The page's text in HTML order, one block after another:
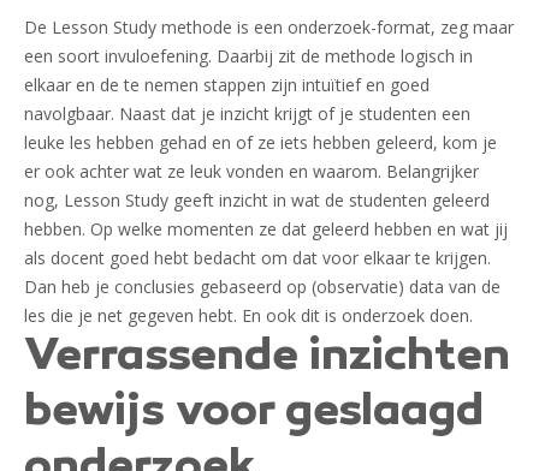
De Lesson Study methode is een onderzoek-format, zeg maar
een soort invuloefening. Daarbij zit de methode logisch in
elkaar en de te nemen stappen zijn intuïtief en goed
navolgbaar. Naast dat je inzicht krijgt of je studenten een
leuke les hebben gehad en of ze iets hebben geleerd, kom je
er ook achter wat ze leuk vonden en waarom. Belangrijker
nog, Lesson Study geeft inzicht in wat de studenten geleerd
hebben. Op welke momenten ze dat geleerd hebben en wat jij
als docent goed hebt bedacht om dat voor elkaar te krijgen.
Dan heb je conclusies gebaseerd op (observatie) data van de
les die je net gegeven hebt. En ook dit is onderzoek doen.
Verrassende inzichten
bewijs voor geslaagd